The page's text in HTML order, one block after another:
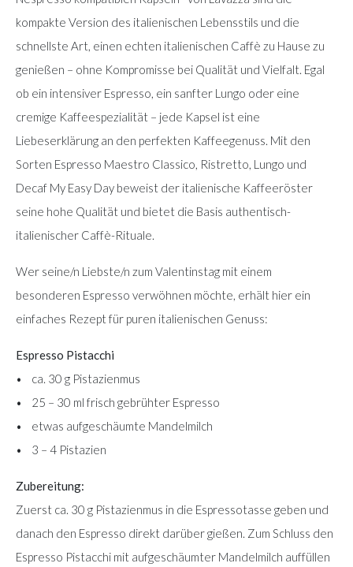
kompakte Version des italienischen Lebensstils und die
schnellste Art, einen echten italienischen Caffè zu Hause zu
genießen – ohne Kompromisse bei Qualität und Vielfalt. Egal
ob ein intensiver Espresso, ein sanfter Lungo oder eine
cremige Kaffeespezialität – jede Kapsel ist eine
Liebeserklärung an den perfekten Kaffeegenuss. Mit den
Sorten Espresso Maestro Classico, Ristretto, Lungo und
Decaf My Easy Day beweist der italienische Kaffeeröster
seine hohe Qualität und bietet die Basis authentisch-
italienischer Caffè-Rituale.
Wer seine/n Liebste/n zum Valentinstag mit einem
besonderen Espresso verwöhnen möchte, erhält hier ein
einfaches Rezept für puren italienischen Genuss:
Espresso Pistacchi
• ca. 30 g Pistazienmus
• 25 – 30 ml frisch gebrühter Espresso
• etwas aufgeschäumte Mandelmilch
• 3 – 4 Pistazien
Zubereitung:
Zuerst ca. 30 g Pistazienmus in die Espressotasse geben und
danach den Espresso direkt darüber gießen. Zum Schluss den
Espresso Pistacchi mit aufgeschäumter Mandelmilch auffüllen